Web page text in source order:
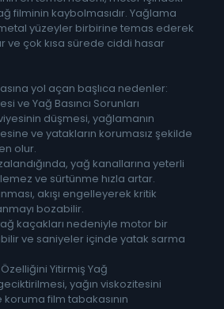
filminin kaybolmasıdır. Yağlama
yüzeyler birbirine temas ederek
ve çok kısa sürede ciddi hasar
yol açan başlıca nedenler:
ve Yağ Basıncı Sorunları
düşmesi, yağlamanın
ve yatakların korumasız şekilde
olur.
yağ kanallarına yeterli
ve sürtünme hızla artar.
akışı engelleyerek kritik
bozabilir.
kaçakları nedeniyle motor bir
ve saniyeler içinde yatak sarma
Yitirmiş Yağ
yağın viskozitesini
film tabakasının